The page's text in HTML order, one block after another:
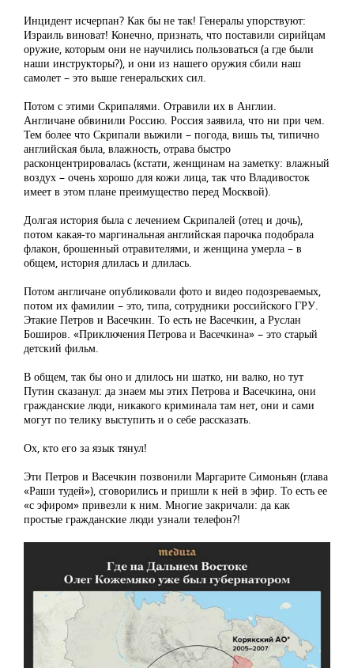
Инцидент исчерпан? Как бы не так! Генералы упорствуют:
Израиль виноват! Конечно, признать, что поставили сирийцам
оружие, которым они не научились пользоваться (а где были
наши инструкторы?), и они из нашего оружия сбили наш
самолет – это выше генеральских сил.
Потом с этими Скрипалями. Отравили их в Англии.
Англичане обвинили Россию. Россия заявила, что ни при чем.
Тем более что Скрипали выжили – погода, вишь ты, типично
английская была, влажность, отрава быстро
расконцентрировалась (кстати, женщинам на заметку: влажный
воздух – очень хорошо для кожи лица, так что Владивосток
имеет в этом плане преимущество перед Москвой).
Долгая история была с лечением Скрипалей (отец и дочь),
потом какая-то маргинальная английская парочка подобрала
флакон, брошенный отравителями, и женщина умерла – в
общем, история длилась и длилась.
Потом англичане опубликовали фото и видео подозреваемых,
потом их фамилии – это, типа, сотрудники российского ГРУ.
Этакие Петров и Васечкин. То есть не Васечкин, а Руслан
Боширов. «Приключения Петрова и Васечкина» – это старый
детский фильм.
В общем, так бы оно и длилось ни шатко, ни валко, но тут
Путин сказанул: да знаем мы этих Петрова и Васечкина, они
гражданские люди, никакого криминала там нет, они и сами
могут по телику выступить и о себе рассказать.
Ох, кто его за язык тянул!
Эти Петров и Васечкин позвонили Маргарите Симоньян (глава
«Раши тудей»), сговорились и пришли к ней в эфир. То есть ее
«с эфиром» привезли к ним. Многие закричали: да как
простые гражданские люди узнали телефон?!